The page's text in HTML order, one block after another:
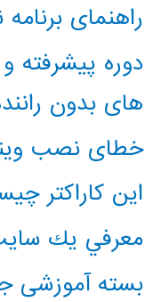
راهنمای
دوره
های بدون
خطای نصب
این کاراکتر چیست؟
معرفي يك
بسته آموزشی